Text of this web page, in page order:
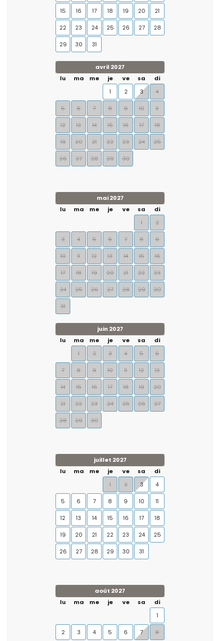
15 16 17 18 19 20 21
22 23 24 25 26 27 28
29 30 31
avril 2027
lu
ma me je ve sa
di
1
2 3 4
5 6 7 8 9 10 11
12 13 14 15 16 17 18
19 20 21 22 23 24 25
26 27 28 29 30
mai 2027
lu
ma me je ve sa
di
1
2
3 4 5 6 7 8 9
10 11 12 13 14 15 16
17 18 19 20 21 22 23
24 25 26 27 28 29 30
31
juin 2027
lu
ma me je ve sa
di
1
2 3 4 5 6
7 8 9 10 11 12 13
14 15 16 17 18 19 20
21 22 23 24 25 26 27
28 29 30
juillet 2027
lu
ma me je ve sa
di
1
2 3 4
5 6 7 8 9 10 11
12 13 14 15 16 17 18
19 20 21 22 23 24 25
26 27 28 29 30 31
août 2027
lu
ma me je ve sa
di
1
2 3 4 5 6 7 8